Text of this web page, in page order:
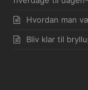
Hvordan man
Bliv klar til